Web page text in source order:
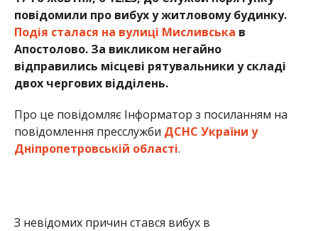
З невідомих причин стався вибух в
одноповерховому житловому будинку. Під
завалами опинився чоловік.